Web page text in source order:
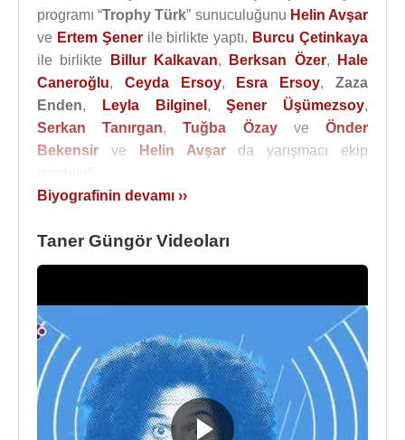
programı “Trophy Türk” sunuculuğunu Helin Avşar
ve Ertem Şenerile birlikte yaptı. Burcu Çetinkaya
ile birlikte
Billur Kalkavan, Berksan Özer,
Hale
Caneroğlu, Ceyda Ersoy, Esra Ersoy,Zaza
Enden, Leyla Bilginel ,Şener Üşümezsoy,
Serkan Tanırgan,Tuğba ÖzayveÖnder
Bekensir ve Helin Avşarda yarışmacı ekip
sundu. Ekim
2016tarihinden itibaren
ekranlarında “Tanerle Çılgın Sorular
Filmleri ve Dizileri
Oyuncu
2005 - Sonradan Görme (Gültekin) (TV Dizisi)
Kaynak:Biyografiler.com
Biyografinin devamı ››
Taner Güngör Videoları